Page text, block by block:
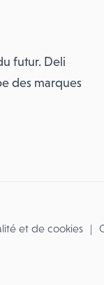
futur. Deli
des marques
et de cookies